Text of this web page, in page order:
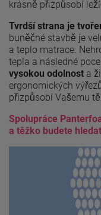
krásně přizpůsobí
Tvrdší strana je
buněčné stavbě je
a teplo matrace.
tepla a následné
vysokou odolnost a
ergonomických
přizpůsobí Vašemu
Spolupráce
a těžko budete